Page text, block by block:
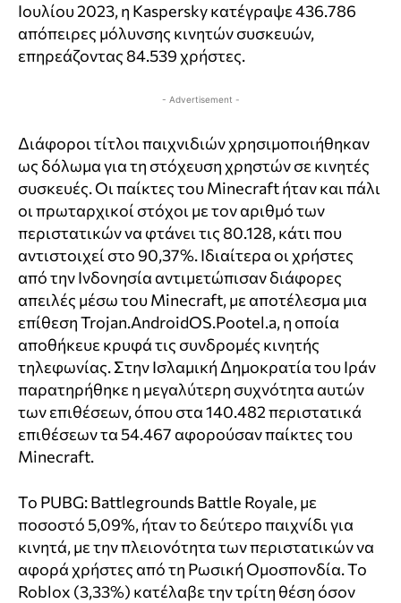
Ιουλίου 2023, η Kaspersky κατέγραψε 436.786
απόπειρες μόλυνσης κινητών συσκευών,
επηρεάζοντας 84.539 χρήστες.
- Advertisement -
Διάφοροι τίτλοι παιχνιδιών χρησιμοποιήθηκαν
ως δόλωμα για τη στόχευση χρηστών σε κινητές
συσκευές. Οι παίκτες του Minecraft ήταν και πάλι
οι πρωταρχικοί στόχοι με τον αριθμό των
περιστατικών να φτάνει τις 80.128, κάτι που
αντιστοιχεί στο 90,37%. Ιδιαίτερα οι χρήστες
από την Ινδονησία αντιμετώπισαν διάφορες
απειλές μέσω του Minecraft, με αποτέλεσμα μια
επίθεση Trojan.AndroidOS.Pootel.a, η οποία
αποθήκευε κρυφά τις συνδρομές κινητής
τηλεφωνίας. Στην Ισλαμική Δημοκρατία του Ιράν
παρατηρήθηκε η μεγαλύτερη συχνότητα αυτών
των επιθέσεων, όπου στα 140.482 περιστατικά
επιθέσεων τα 54.467 αφορούσαν παίκτες του
Minecraft.
Το PUBG: Battlegrounds Battle Royale, με
ποσοστό 5,09%, ήταν το δεύτερο παιχνίδι για
κινητά, με την πλειονότητα των περιστατικών να
αφορά χρήστες από τη Ρωσική Ομοσπονδία. Το
Roblox (3,33%) κατέλαβε την τρίτη θέση όσον